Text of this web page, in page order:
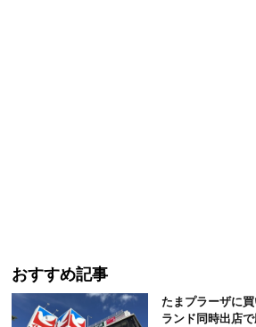
おすすめ記事
たまプラーザに
ランド同時出店